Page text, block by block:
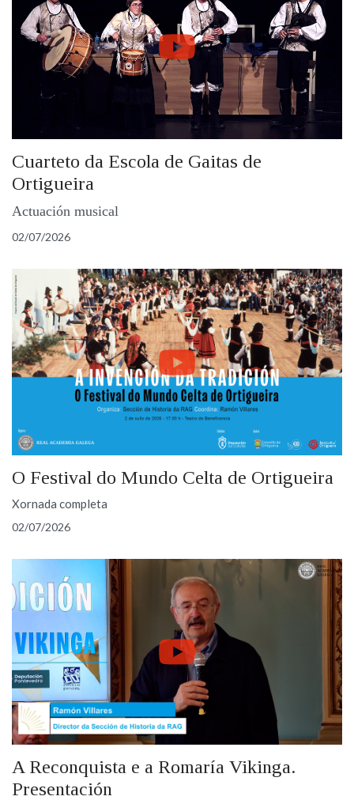
Cuarteto da Escola de Gaitas de
Ortigueira
Actuación musical
02/07/2026
O Festival do Mundo Celta de Ortigueira
Xornada completa
02/07/2026
A Reconquista e a Romaría Vikinga.
Presentación